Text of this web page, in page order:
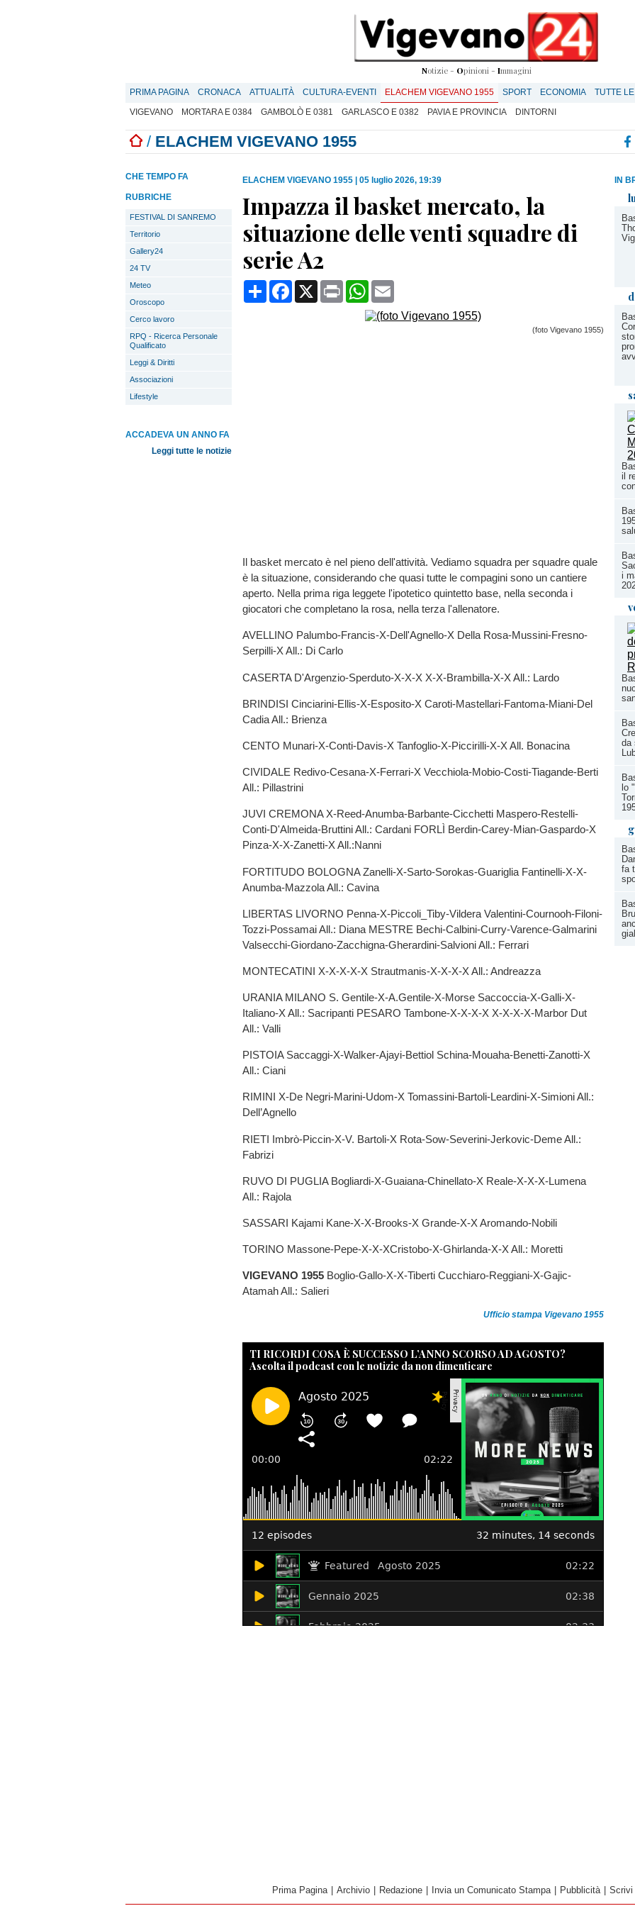
Notizie - Opinioni - Immagini
PRIMA PAGINA CRONACA ATTUALITÀ CULTURA-EVENTI ELACHEM VIGEVANO 1955 SPORT ECONOMIA
TUTTE
VIGEVANO
MORTARA E 0384 GAMBOLÒ E 0381 GARLASCO E 0382 PAVIA E PROVINCIA DINTORNI
/ ELACHEM VIGEVANO 1955
IN
il
i
da
lo
fa
CHE TEMPO FA
RUBRICHE
FESTIVAL DI SANREMO
Territorio
Gallery24
24 TV
Meteo
Oroscopo
Cerco lavoro
RPQ - Ricerca Personale
Qualificato
Leggi & Diritti
Associazioni
Lifestyle
ACCADEVA UN ANNO FA
Leggi tutte le notizie
ELACHEM VIGEVANO 1955 05 luglio 2026, 19:39
Impazza il basket mercato, la
situazione delle venti squadre di
serie A2
CondividiFacebook
X Print WhatsApp
(foto Vigevano 1955)
Il basket mercato è nel pieno dell'attività. Vediamo squadra per squadre quale
è la situazione, considerando che quasi tutte le compagini sono un cantiere
aperto. Nella prima riga leggete l'ipotetico quintetto base, nella seconda i
giocatori che completano la rosa, nella terza l'allenatore.
AVELLINO Palumbo-Francis-X-Dell'Agnello-X Della Rosa-Mussini-Fresno-
Serpilli-X All.: Di Carlo
CASERTA D'Argenzio-Sperduto-X-X-X X-X-Brambilla-X-X All.: Lardo
BRINDISI Cinciarini-Ellis-X-Esposito-X Caroti-Mastellari-Fantoma-Miani-Del
Cadia All.: Brienza
CENTO Munari-X-Conti-Davis-X Tanfoglio-X-Piccirilli-X-X All. Bonacina
CIVIDALE Redivo-Cesana-X-Ferrari-X Vecchiola-Mobio-Costi-Tiagande-Berti
All.: Pillastrini
JUVI CREMONA X-Reed-Anumba-Barbante-Cicchetti Maspero-Restelli-
Conti-D'Almeida-Bruttini All.: Cardani FORLÌ Berdin-Carey-Mian-Gaspardo-X
Pinza-X-X-Zanetti-X All.:Nanni
FORTITUDO BOLOGNA Zanelli-X-Sarto-Sorokas-Guariglia Fantinelli-X-X-
Anumba-Mazzola All.: Cavina
LIBERTAS LIVORNO Penna-X-Piccoli_Tiby-Vildera Valentini-Cournooh-Filoni-
Tozzi-Possamai All.: Diana MESTRE Bechi-Calbini-Curry-Varence-Galmarini
Valsecchi-Giordano-Zacchigna-Gherardini-Salvioni All.: Ferrari
MONTECATINI X-X-X-X-X Strautmanis-X-X-X-X All.: Andreazza
URANIA MILANO S. Gentile-X-A.Gentile-X-Morse Saccoccia-X-Galli-X-
Italiano-X All.: Sacripanti PESARO Tambone-X-X-X-X X-X-X-X-Marbor Dut
All.: Valli
PISTOIA Saccaggi-X-Walker-Ajayi-Bettiol Schina-Mouaha-Benetti-Zanotti-X
All.: Ciani
RIMINI X-De Negri-Marini-Udom-X Tomassini-Bartoli-Leardini-X-Simioni All.:
Dell’Agnello
RIETI Imbrò-Piccin-X-V. Bartoli-X Rota-Sow-Severini-Jerkovic-Deme All.:
Fabrizi
RUVO DI PUGLIA Bogliardi-X-Guaiana-Chinellato-X Reale-X-X-X-Lumena
All.: Rajola
SASSARI Kajami Kane-X-X-Brooks-X Grande-X-X Aromando-Nobili
TORINO Massone-Pepe-X-X-XCristobo-X-Ghirlanda-X-X All.: Moretti
VIGEVANO 1955 Boglio-Gallo-X-X-Tiberti Cucchiaro-Reggiani-X-Gajic-
Atamah All.: Salieri
Ufficio stampa Vigevano 1955
TI RICORDI COSA È SUCCESSO L’ANNO SCORSO AD AGOSTO?
Ascolta il podcast con le notizie da non dimenticare
Prima Pagina | Archivio | Redazione | Invia un Comunicato Stampa | Pubblicità | Scrivi